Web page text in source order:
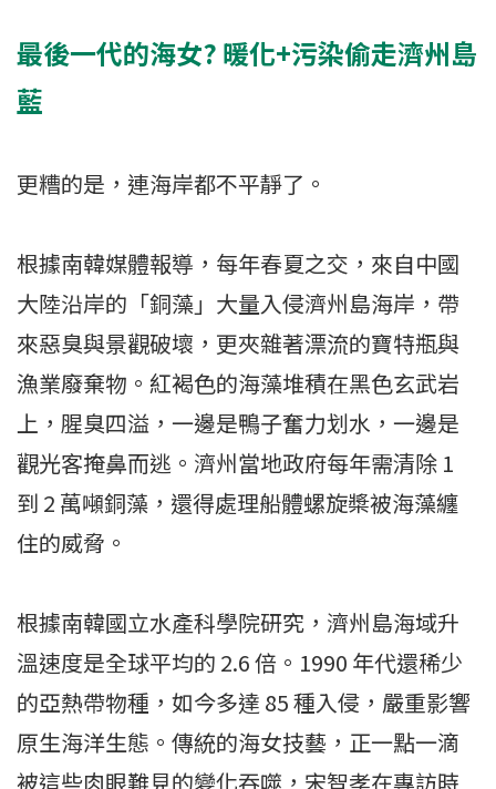
最後一代的海女? 暖化+污染偷走濟州島
藍
更糟的是，連海岸都不平靜了。
根據南韓媒體報導，每年春夏之交，來自中國
大陸沿岸的「銅藻」大量入侵濟州島海岸，帶
來惡臭與景觀破壞，更夾雜著漂流的寶特瓶與
漁業廢棄物。紅褐色的海藻堆積在黑色玄武岩
上，腥臭四溢，一邊是鴨子奮力划水，一邊是
觀光客掩鼻而逃。濟州當地政府每年需清除 1
到 2 萬噸銅藻，還得處理船體螺旋槳被海藻纏
住的威脅。
根據南韓國立水產科學院研究，濟州島海域升
溫速度是全球平均的 2.6 倍。1990 年代還稀少
的亞熱帶物種，如今多達 85 種入侵，嚴重影響
原生海洋生態。傳統的海女技藝，正一點一滴
被這些肉眼難見的變化吞噬，宋智孝在專訪時